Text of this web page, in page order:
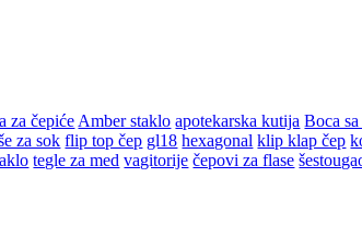
za čepiće Amber staklo apotekarska kutija Boca
za sok flip top čep gl18 hexagonal klip klap čep
tegle za med vagitorije čepovi za flase